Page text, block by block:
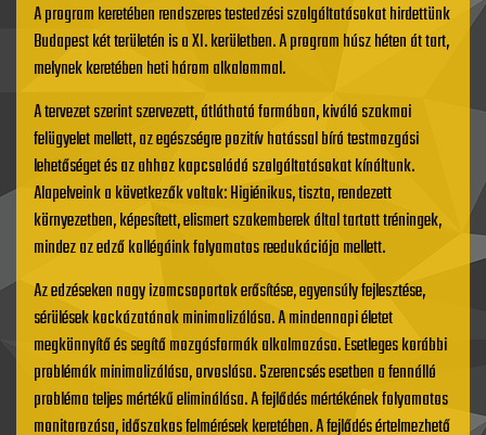
A program keretében rendszeres testedzési szolgáltatásokat hirdettünk
Budapest két területén is a XI. kerületben. A program húsz héten át tart,
melynek keretében heti három alkalommal.
A tervezet szerint szervezett, átlátható formában, kiváló szakmai
felügyelet mellett, az egészségre pozitív hatással bíró testmozgási
lehetőséget és az ahhoz kapcsolódó szolgáltatásokat kínáltunk.
Alapelveink a következők voltak: Higiénikus, tiszta, rendezett
környezetben, képesített, elismert szakemberek által tartott tréningek,
mindez az edző kollégáink folyamatos reedukációja mellett.
Az edzéseken nagy izomcsoportok erősítése, egyensúly fejlesztése,
sérülések kockázatának minimalizálása. A mindennapi életet
megkönnyítő és segítő mozgásformák alkalmazása. Esetleges korábbi
problémák minimalizálása, orvoslása. Szerencsés esetben a fennálló
probléma teljes mértékű eliminálása. A fejlődés mértékének folyamatos
monitorozása, időszakos felmérések keretében. A fejlődés értelmezhető